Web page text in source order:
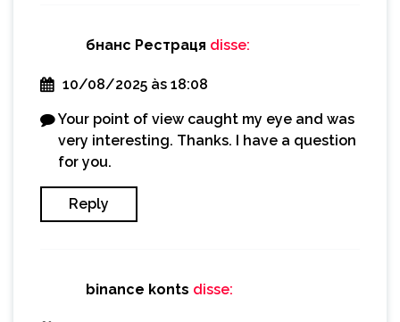
бнанс Рестраця disse:
10/08/2025 às 18:08
Your point of view caught my eye and was
very interesting. Thanks. I have a question
for you.
Reply
binance konts disse: